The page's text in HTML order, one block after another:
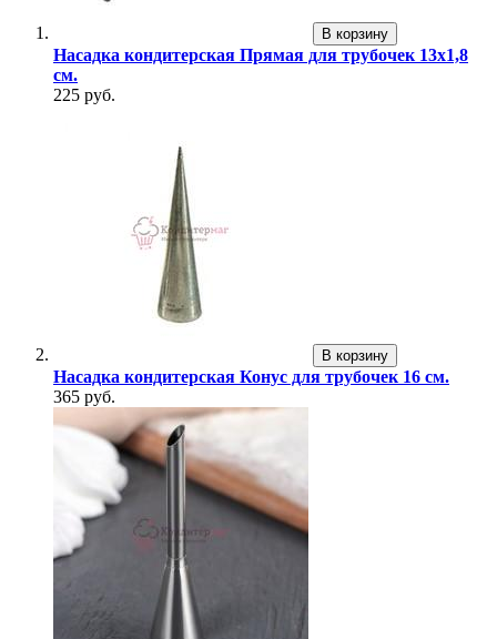
В корзину
Насадка кондитерская Прямая для трубочек 13х1,8
см.
225 руб.
В корзину
Насадка кондитерская Конус для трубочек 16 см.
365 руб.